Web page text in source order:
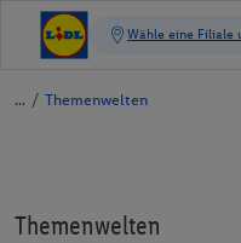
/ Themenwelten
Themenwelten